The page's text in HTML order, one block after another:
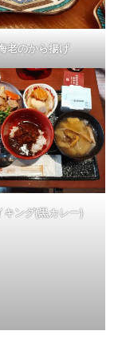
老のから揚げ
キング(黒カレー)